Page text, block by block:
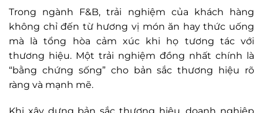
Trong ngành F&B, trải nghiệm của khách hàng
không chỉ đến từ hương vị món ăn hay thức uống
mà là tổng hòa cảm xúc khi họ tương tác với
thương hiệu. Một trải nghiệm đồng nhất chính là
“bằng chứng sống” cho bản sắc thương hiệu rõ
ràng và mạnh mẽ.